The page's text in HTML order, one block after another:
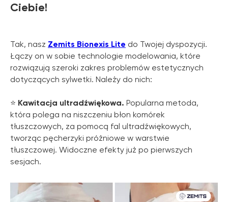
Ciebie!
Tak, nasz Zemits Bionexis Lite do Twojej dyspozycji.
Łączy on w sobie technologie modelowania, które
rozwiązują szeroki zakres problemów estetycznych
dotyczących sylwetki. Należy do nich:
⭐️ Kawitacja ultradźwiękowa. Popularna metoda,
która polega na niszczeniu błon komórek
tłuszczowych, za pomocą fal ultradźwiękowych,
tworząc pęcherzyki próżniowe w warstwie
tłuszczowej. Widoczne efekty już po pierwszych
sesjach.